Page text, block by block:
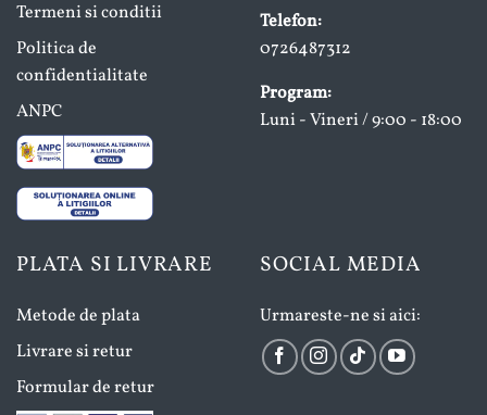
Termeni si conditii
Politica de
confidentialitate
ANPC
Telefon:
0726487312
Program:
Luni - Vineri / 9:00 - 18:00
PLATA SI LIVRARE
Metode de plata
Livrare si retur
Formular de retur
SOCIAL MEDIA
Urmareste-ne si aici: